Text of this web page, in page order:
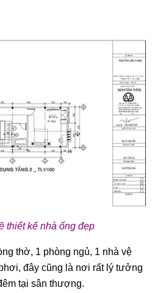
thiết kế nhà ống đẹp
thờ, 1 phòng ngủ, 1 nhà vệ
đây cũng là nơi rất lý tưởng
tại sân thượng.